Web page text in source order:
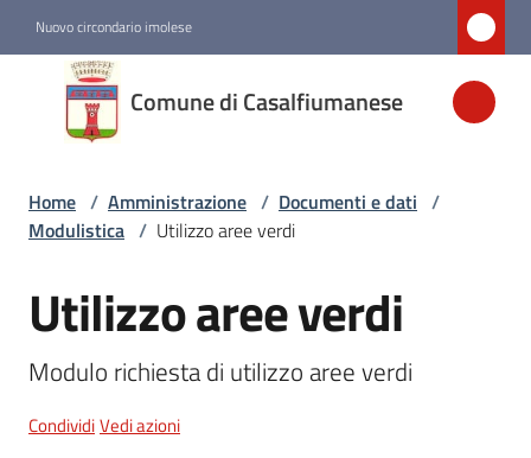
Nuovo circondario imolese
Comune di Casalfiumanese
Comune di
Casalfiumanese
Amministrazione
Menu selezionato
Novità
Servizi
Vivere
Home / Amministrazione / Documenti e dati /
Modulistica / Utilizzo aree verdi
Salta al contenuto
Utilizzo aree verdi
Modulo richiesta di utilizzo aree verdi
CondividiVedi azioni